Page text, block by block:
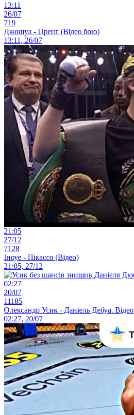
13:11
26/07
719
Джошуа - Пренг (Відео бою)
13:11, 26/07
21:05
27/12
7128
Іноуе - Пікассо (Відео)
21:05, 27/12
02:27
20/07
11185
Олександр Усик - Даніель Дебуа. Відео
02:27, 20/07